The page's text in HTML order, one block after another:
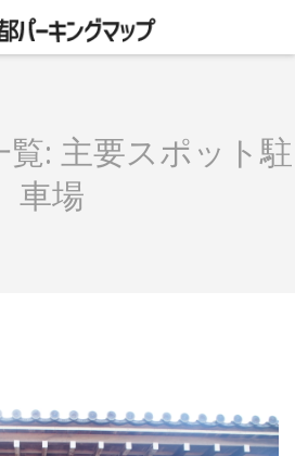
覧: 主要スポット駐
車場